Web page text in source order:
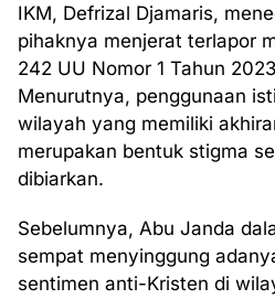
IKM, Defrizal Djamaris,
pihaknya menjerat terlapor
242 UU Nomor 1 Tahun
Menurutnya, penggunaan
wilayah yang memiliki
merupakan bentuk stigma
dibiarkan.
Sebelumnya, Abu Janda
sempat menyinggung
sentimen anti-Kristen di